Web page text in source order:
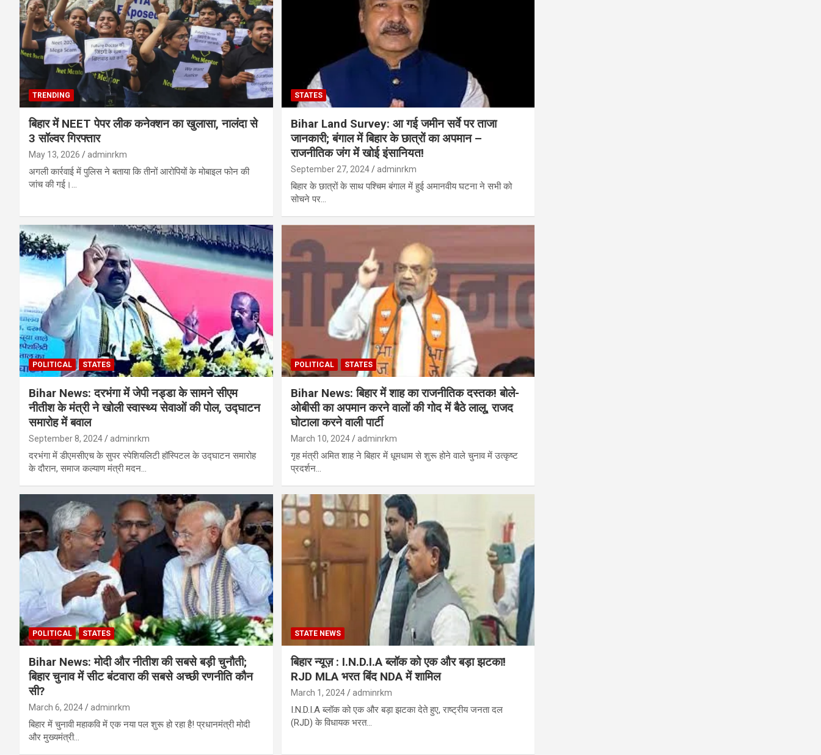
TRENDING
बिहार में NEET पेपर लीक कनेक्शन का खुलासा, नालंदा से
3 सॉल्वर गिरफ्तार
May 13, 2026 adminrkm
अगली कार्रवाई में पुलिस ने बताया कि तीनों आरोपियों के मोबाइल फोन की
जांच की गई।…
STATES
Bihar Land Survey: आ गई जमीन सर्वे पर ताजा
जानकारी; बंगाल में बिहार के छात्रों का अपमान –
राजनीतिक जंग में खोई इंसानियत!
September 27, 2024 adminrkm
बिहार के छात्रों के साथ पश्चिम बंगाल में हुई अमानवीय घटना ने सभी को
सोचने पर…
POLITICAL STATES
Bihar News: दरभंगा में जेपी नड्डा के सामने सीएम
नीतीश के मंत्री ने खोली स्वास्थ्य सेवाओं की पोल, उद्घाटन
समारोह में बवाल
September 8, 2024 adminrkm
दरभंगा में डीएमसीएच के सुपर स्पेशियलिटी हॉस्पिटल के उद्घाटन समारोह
के दौरान, समाज कल्याण मंत्री मदन…
POLITICAL STATES
Bihar News: बिहार में शाह का राजनीतिक दस्तक! बोले-
ओबीसी का अपमान करने वालों की गोद में बैठे लालू, राजद
घोटाला करने वाली पार्टी
March 10, 2024 adminrkm
गृह मंत्री अमित शाह ने बिहार में धूमधाम से शुरू होने वाले चुनाव में उत्कृष्ट
प्रदर्शन…
POLITICAL STATES
Bihar News: मोदी और नीतीश की सबसे बड़ी चुनौती;
बिहार चुनाव में सीट बंटवारा की सबसे अच्छी रणनीति कौन
सी?
March 6, 2024 adminrkm
बिहार में चुनावी महाकवि में एक नया पल शुरू हो रहा है! प्रधानमंत्री मोदी
और मुख्यमंत्री…
STATE NEWS
बिहार न्यूज़ : I.N.D.I.A ब्लॉक को एक और बड़ा झटका!
RJD MLA भरत बिंद NDA में शामिल
March 1, 2024 adminrkm
I.N.D.I.A ब्लॉक को एक और बड़ा झटका देते हुए, राष्ट्रीय जनता दल
(RJD) के विधायक भरत…